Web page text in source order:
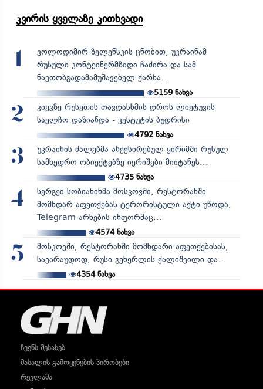
კვირის ყველაზე კითხვადი
1
ვოლოდიმირ ზელენსკის ცნობით, უკრაინამ
რუსული კონტეინერმზიდი ჩაძირა და სამ
ნავთობგადამამუშავებელ ქარხა...
5159 ნახვა
2
კიევზე რუსეთის თავდასხმის დროს ლიეტუვის
საელჩო დაზიანდა - კესტუტის ბუდრისი
4792ნახვა
3
უკრაინის ძალებმა ანექსირებულ ყირიმში რუსულ
სამხედრო ობიექტებზე იერიშები მიიტანეს...
4735ნახვა
4
სერგეი სობიანინმა მოსკოვში, რესტორანში
მომხდარ აფეთქებას ტერორისტული აქტი უწოდა,
Telegram-არხების ინფორმაც...
4574ნახვა
5
მოსკოვში, რესტორანში მომხდარი აფეთქებისას,
სავარაუდოდ, რუსი გენერლის ქალიშვილი და...
4354ნახვა
ჩვენს შესახებ
მასალის გამოყენების პირობები
რეკლამა